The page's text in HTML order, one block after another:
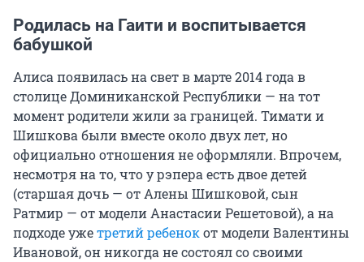
Родилась на Гаити и воспитывается
бабушкой
Алиса появилась на свет в марте 2014 года в
столице Доминиканской Республики — на тот
момент родители жили за границей. Тимати и
Шишкова были вместе около двух лет, но
официально отношения не оформляли. Впрочем,
несмотря на то, что у рэпера есть двое детей
(старшая дочь — от Алены Шишковой, сын
Ратмир — от модели Анастасии Решетовой), а на
подходе ужетретий ребенокот модели Валентины
Ивановой, он никогда не состоял со своими